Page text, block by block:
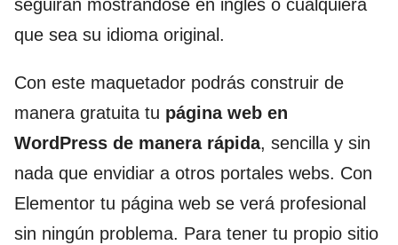
seguirán mostrándose en inglés o cualquiera
que sea su idioma original.
Con este maquetador podrás construir de
manera gratuita tu página web en
WordPress de manera rápida, sencilla y sin
nada que envidiar a otros portales webs. Con
Elementor tu página web se verá profesional
sin ningún problema. Para tener tu propio sitio